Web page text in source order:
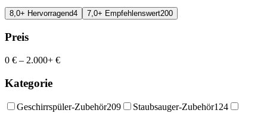
8,0+ Hervorragend4 7,0+ Empfehlenswert200
Preis
0 € – 2.000+ €
Kategorie
Geschirrspüler-Zubehör209 Staubsauger-Zubehör124